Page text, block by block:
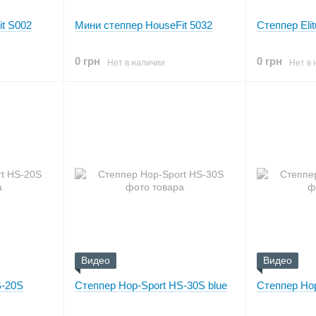
S002 Мини степпер HouseFit 5032
0 грн Нет в наличии
Степпер
0 грн Нет в
20S
Видео
Степпер Hop-Sport HS-30S blue
Видео
Степпер